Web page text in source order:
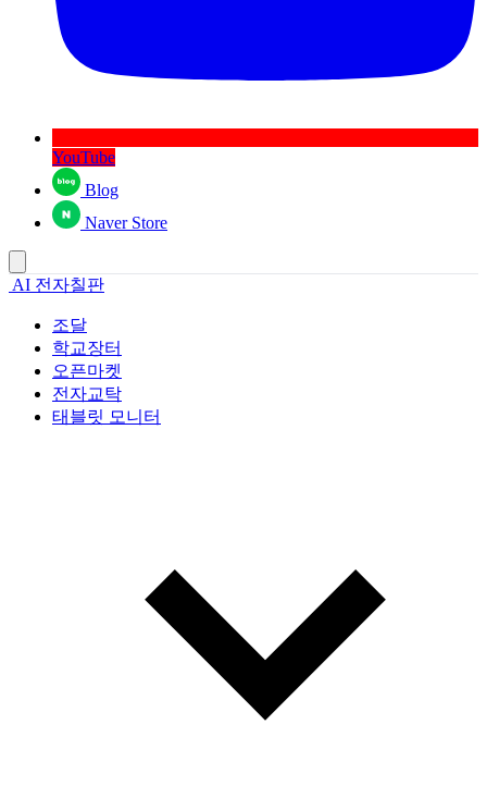
YouTube
Blog
Naver Store
AI 전자칠판
조달
학교장터
오픈마켓
전자교탁
태블릿 모니터